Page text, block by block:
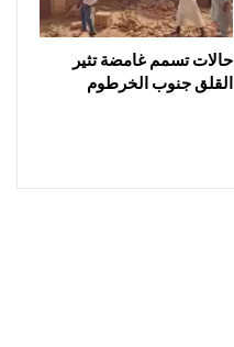
حالات تسمم غامضة تثير
القلق جنوب الخرطوم